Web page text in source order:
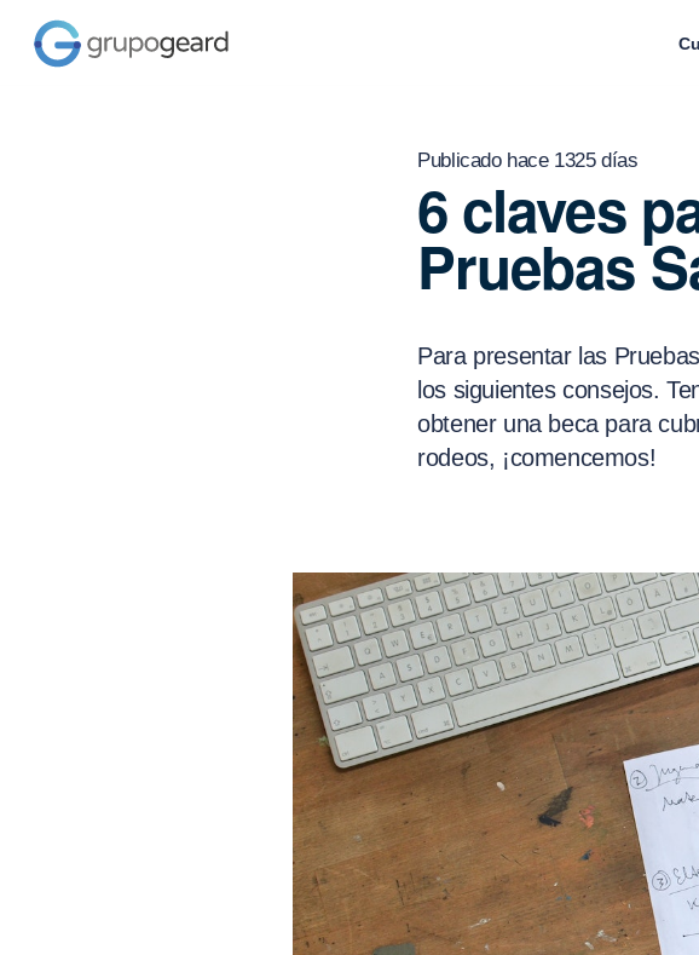
Publicado hace 1325 días
6 claves
Pruebas
Para presentar las
los siguientes consejos.
obtener una beca para
rodeos, ¡comencemos!